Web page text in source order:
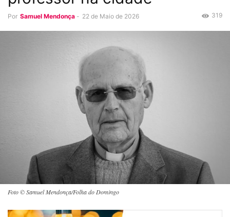
Por Samuel Mendonça - 22 de Maio de 2026 319
Foto © Samuel Mendonça/Folha do Domingo